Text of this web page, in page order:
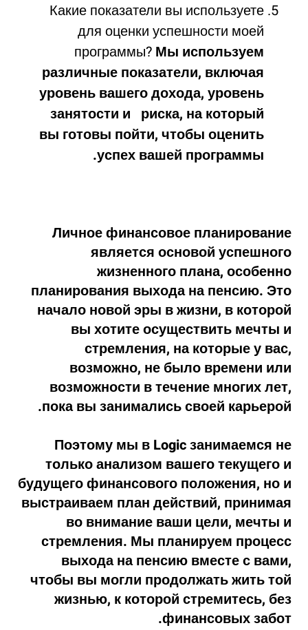
Какие показатели вы используете
для оценки успешности моей
программы? Мы используем
различные показатели, включая
уровень вашего дохода, уровень
занятости и риска, на который
вы готовы пойти, чтобы оценить
успех вашей программы.
Личное финансовое планирование
является основой успешного
жизненного плана, особенно
планирования выхода на пенсию. Это
начало новой эры в жизни, в которой
вы хотите осуществить мечты и
стремления, на которые у вас,
возможно, не было времени или
возможности в течение многих лет,
пока вы занимались своей карьерой.
Поэтому мы в Logic занимаемся не
только анализом вашего текущего и
будущего финансового положения, но и
выстраиваем план действий, принимая
во внимание ваши цели, мечты и
стремления. Мы планируем процесс
выхода на пенсию вместе с вами,
чтобы вы могли продолжать жить той
жизнью, к которой стремитесь, без
финансовых забот.